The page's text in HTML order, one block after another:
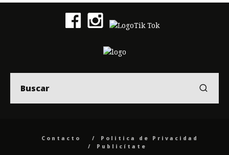
Contacto
Politica de Privacidad
Publicítate